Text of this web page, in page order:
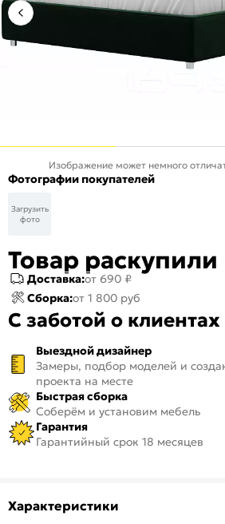
Изображение может немного
Фотографии покупателей
Загрузить
фото
Товар раскупили
Доставка:от 690 ₽
Сборка:от 1 800 руб
С заботой о клиентах
Выездной дизайнер
Замеры, подбор моделей и
проекта на месте
Быстрая сборка
Соберём и установим мебель
Гарантия
Гарантийный срок 18 месяцев
Характеристики